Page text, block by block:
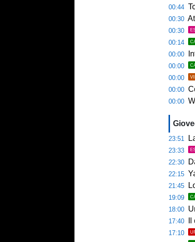
00:44
00:30
00:30
00:14
00:00
00:00
00:00
00:00
00:00
23:51
23:33
22:30
22:15
21:45
19:09
18:00
17:40
17:10